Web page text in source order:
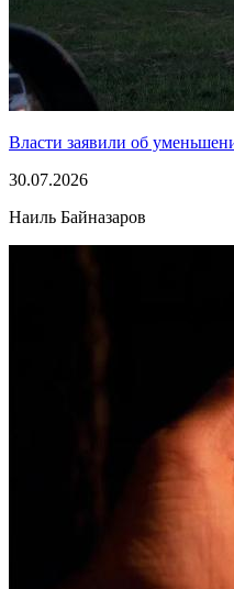
Власти заявили об
30.07.2026
Наиль Байназаров